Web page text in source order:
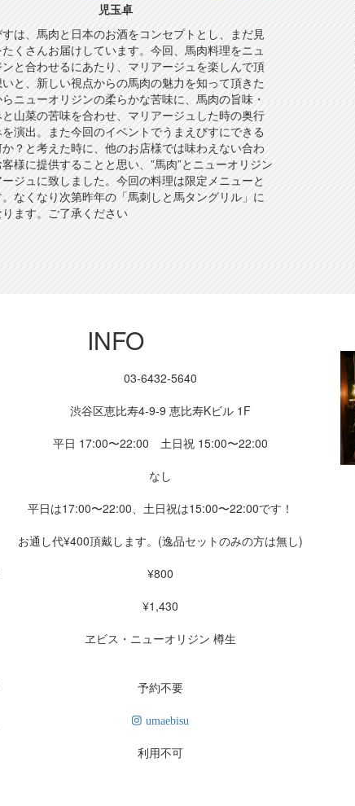
児玉卓
すは、馬肉と日本のお酒をコンセプトとし、まだ見
くさんお届けしています。今回、馬肉料理をニュ
と合わせるにあたり、マリアージュを楽しんで頂
いと、新しい視点からの馬肉の魅力を知って頂きた
ニューオリジンの柔らかな苦味に、馬肉の旨味・
山菜の苦味を合わせ、マリアージュした時の奥行
を演出。また今回のイベントでうまえびすにできる
？と考えた時に、他のお店様では味わえない合わ
様に提供することと思い、”馬肉”とニューオリジン
ジュに致しました。今回の料理は限定メニューと
なくなり次第昨年の「馬刺しと馬タングリル」に
ます。ご了承ください
INFO
03-6432-5640
渋谷区恵比寿4-9-9 恵比寿Kビル 1F
平日 17:00〜22:00 土日祝 15:00〜22:00
なし
平日は17:00〜22:00、土日祝は15:00〜22:00です！
お通し代¥400頂戴します。(逸品セットのみの方は無し)
¥800
¥1,430
ヱビス・ニューオリジン 樽生
予約不要
umaebisu
利用不可